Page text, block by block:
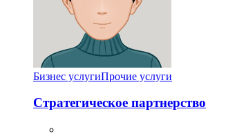
Бизнес услугиПрочие услуги
Стратегическое партнерство